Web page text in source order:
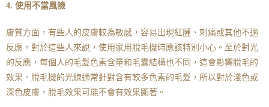
4. 使用不當風險
膚質方面，有些人的皮膚較為敏感，容易出現紅腫、刺痛或其他不適
反應。對於這些人來說，使用家用脫毛機時應該特別小心。至於對光
的反應，每個人的毛髮色素含量和毛囊結構也不同，這會影響脫毛的
效果。脫毛機的光線通常針對含有較多色素的毛髮，所以對於淺色或
深色皮膚，脫毛效果可能不會有效果顯著。